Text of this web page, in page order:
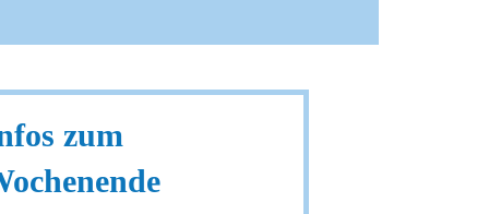
zum